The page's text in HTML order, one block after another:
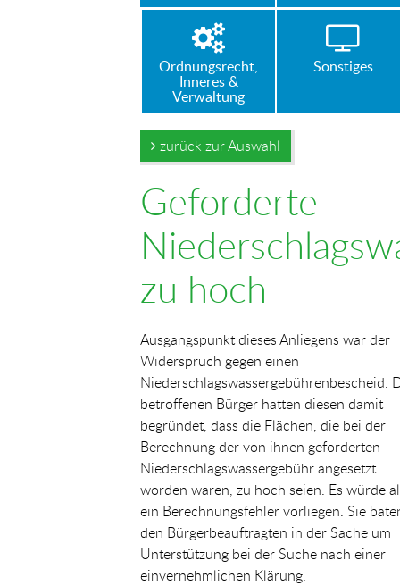
Ordnungsrecht,
Inneres &
Verwaltung
Sonstiges
zurück zur Auswahl
Geforderte
zu hoch
Ausgangspunkt dieses Anliegens war der
Widerspruch gegen einen
Niederschlagswassergebührenbescheid.
betroffenen Bürger hatten diesen damit
begründet, dass die Flächen, die bei der
Berechnung der von ihnen geforderten
Niederschlagswassergebühr angesetzt
worden waren, zu hoch seien. Es würde
ein Berechnungsfehler vorliegen. Sie
den Bürgerbeauftragten in der Sache um
Unterstützung bei der Suche nach einer
einvernehmlichen Klärung.